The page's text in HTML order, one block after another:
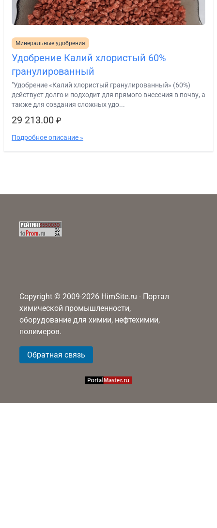
Минеральные удобрения
Удобрение Калий хлористый 60%
гранулированный
"Удобрение «Калий хлористый гранулированный» (60%)
действует долго и подходит для прямого внесения в почву, а
также для создания сложных удо...
29 213.00 ₽
Подробное описание »
Copyright © 2009-2026 HimSite.ru - Портал
химической промышленности,
оборудование для химии, нефтехимии,
полимеров.
Обратная связь